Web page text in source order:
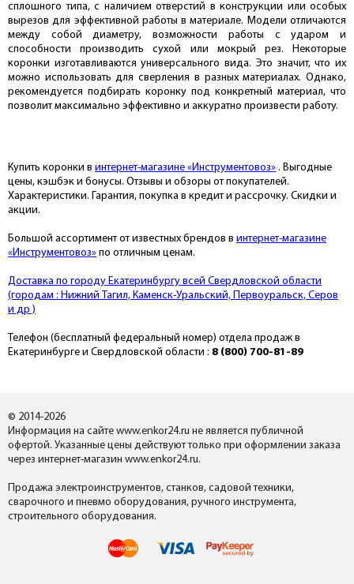
сплошного типа, с наличием отверстий в конструкции или особых
вырезов для эффективной работы в материале. Модели отличаются
между собой диаметру, возможности работы с ударом и
способности производить сухой или мокрый рез. Некоторые
коронки изготавливаются универсального вида. Это значит, что их
можно использовать для сверления в разных материалах. Однако,
рекомендуется подбирать коронку под конкретный материал, что
позволит максимально эффективно и аккуратно произвести работу.
Купить коронки в интернет-магазине «Инструментовоз» . Выгодные
цены, кэшбэк и бонусы. Отзывы и обзоры от покупателей.
Характеристики. Гарантия, покупка в кредит и рассрочку. Скидки и
акции.
Большой ассортимент от известных брендов в интернет-магазине
«Инструментовоз» по отличным ценам.
Доставка по городу Екатеринбургу всей Свердловской области
(городам : Нижний Тагил, Каменск-Уральский, Первоуральск, Серов
и др )
Телефон (бесплатный федеральный номер) отдела продаж в
Екатеринбурге и Свердловской области : 8 (800) 700-81-89
© 2014-2026
Информация на сайте www.enkor24.ru не является публичной
офертой. Указанные цены действуют только при оформлении заказа
через интернет-магазин www.enkor24.ru.
Продажа электроинструментов, станков, садовой техники,
сварочного и пневмо оборудования, ручного инструмента,
строительного оборудования.